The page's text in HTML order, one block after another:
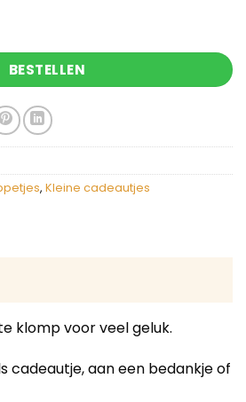
klomp aantal
BESTELLEN
, Kleine cadeautjes
klomp voor veel geluk.
cadeautje, aan een bedankje of